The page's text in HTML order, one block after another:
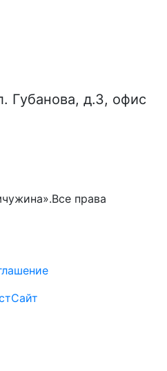
Губанова, д.3, офис
права